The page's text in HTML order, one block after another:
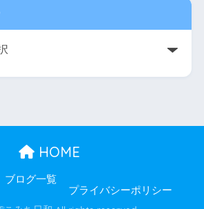
HOME
ブログ一覧
プライバシーポリシー